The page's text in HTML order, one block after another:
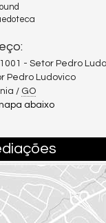
- Setor Pedro
Pedro Ludovico
/ GO
abaixo